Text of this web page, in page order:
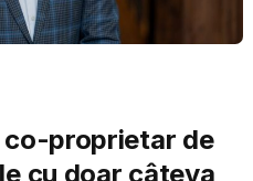
co-proprietar de
cu doar câteva